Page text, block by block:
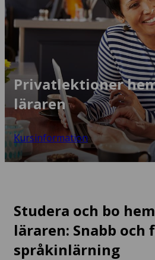
Privatlektioner
läraren
Kursinformation
Studera och bo
läraren: Snabb och
språkinlärning